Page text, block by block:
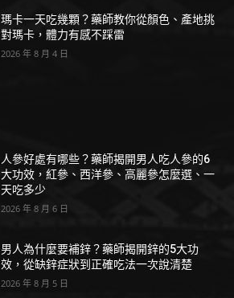
瑪卡一天吃幾顆？藥師教你從顏色、產地挑
對瑪卡，體力有感不踩雷
2026 年 8 月 4 日
人參好處有哪些？藥師揭開男人吃人參的6
大功效，紅參、西洋參、高麗參怎麼選、一
天吃多少
2026 年 8 月 6 日
男人為什麼要補鋅？藥師揭開鋅的5大功
效，從缺鋅症狀到正確吃法一次說清楚
2026 年 8 月 5 日